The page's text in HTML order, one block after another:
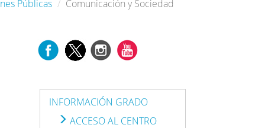
Públicas Comunicación y Sociedad
INFORMACIÓN GRADO
ACCESO AL CENTRO